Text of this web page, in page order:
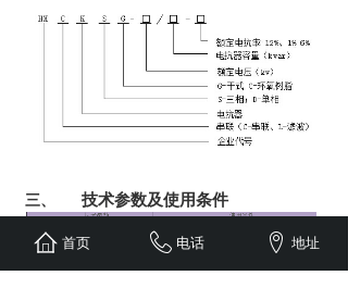
三、 技术参数及使用条件
首页 电话 地址